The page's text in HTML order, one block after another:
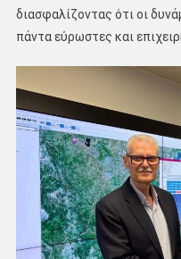
διασφαλίζοντας ότι οι
πάντα εύρωστες και